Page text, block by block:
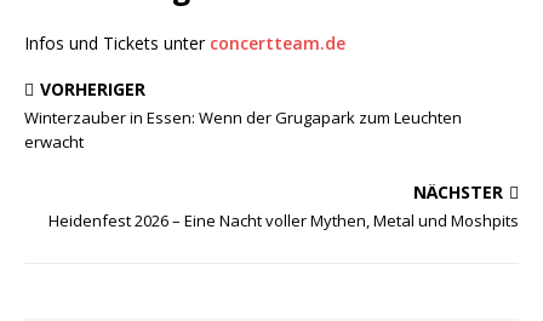
Infos und Tickets unter concertteam.de
VORHERIGER
Winterzauber in Essen: Wenn der Grugapark zum Leuchten
erwacht
NÄCHSTER
Heidenfest 2026 – Eine Nacht voller Mythen, Metal und Moshpits